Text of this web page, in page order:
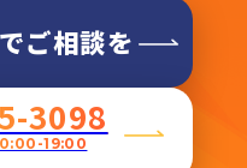
ご相談を
3098
19:00